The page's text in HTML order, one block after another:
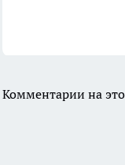
Комментарии на